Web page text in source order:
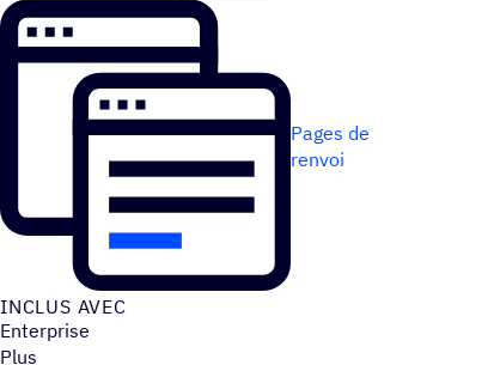
Pages de
renvoi
INCLUS AVEC
Enterprise
Plus